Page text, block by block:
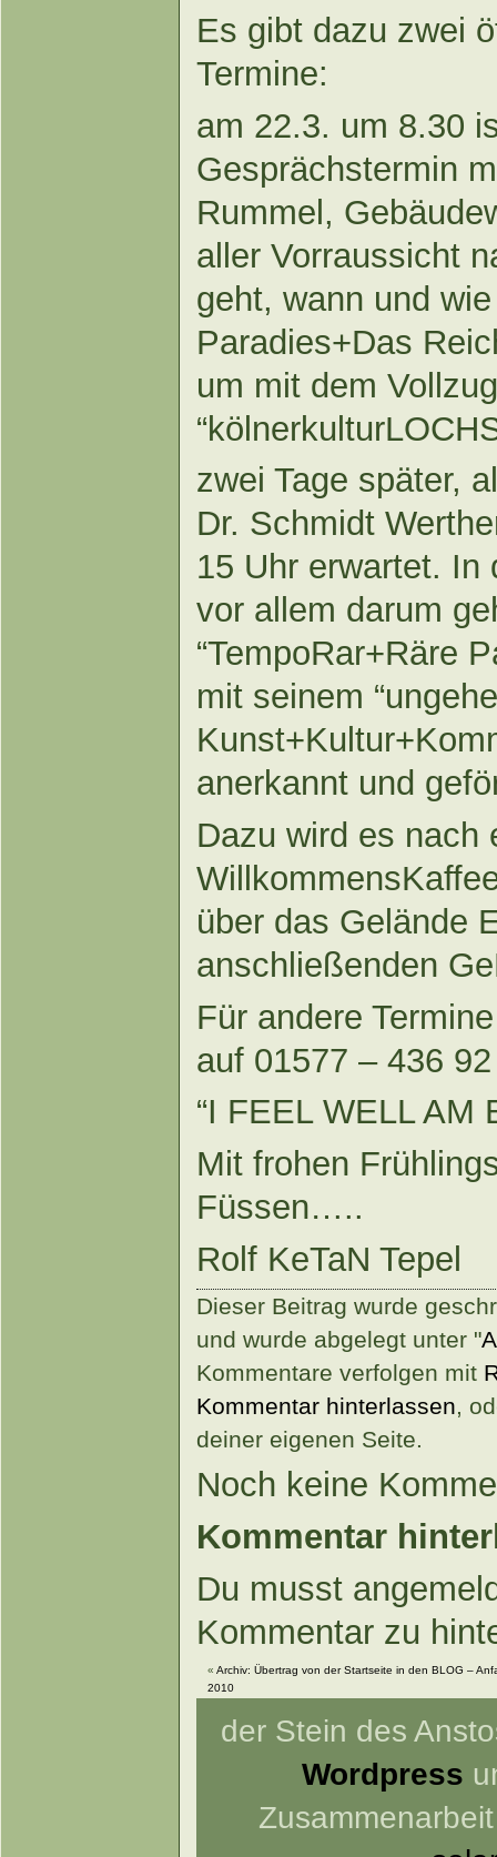
Es gibt dazu zwei
Termine:
am 22.3. um 8.30
Gesprächstermin
Rummel,
aller Vorraussicht
geht, wann und
Paradies+Das
um mit dem
zwei Tage später,
Dr. Schmidt
15 Uhr erwartet. In
vor allem darum
“TempoRar+Räre
mit seinem
anerkannt und
Dazu wird es nach
über das Gelände
anschließenden
Für andere
auf 01577 – 436
“I FEEL WELL AM
Mit frohen
Füssen…..
Rolf KeTaN Tepel
Dieser Beitrag wurde
und wurde abgelegt unter "
Kommentare verfolgen mit
Kommentar hinterlassen,
deiner eigenen Seite.
Noch keine
Kommentar
Du musst
Kommentar zu
« Archiv: Übertrag von der Startseite in den BLOG –
2010
der Stein des
Wordpress